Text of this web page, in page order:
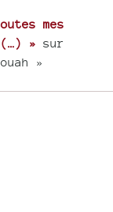
mes
(…) » sur
»